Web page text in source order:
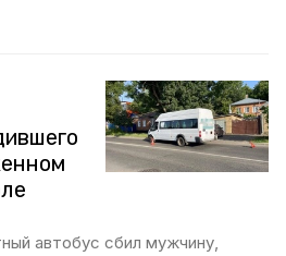
автобус сбил мужчину,